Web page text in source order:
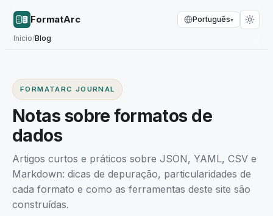
FormatArc
Início/Blog
Português▾
FORMATARC JOURNAL
Notas sobre formatos de
dados
Artigos curtos e práticos sobre JSON, YAML, CSV e
Markdown: dicas de depuração, particularidades de
cada formato e como as ferramentas deste site são
construídas.